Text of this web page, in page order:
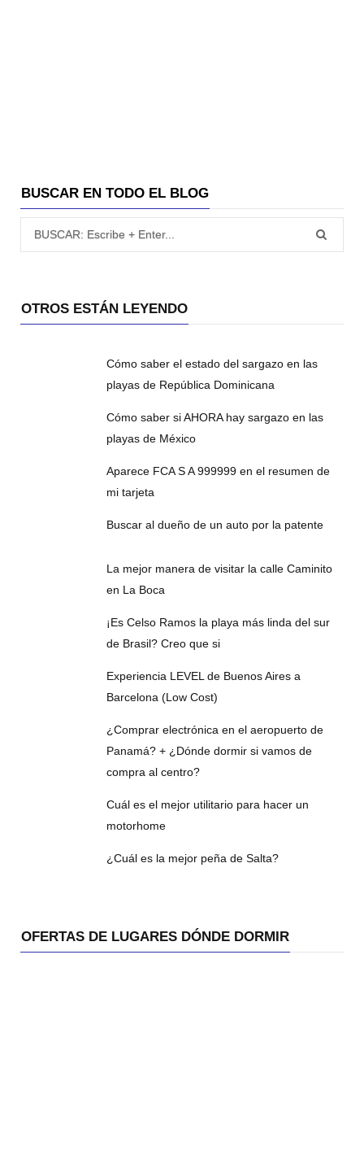
BUSCAR EN TODO EL BLOG
OTROS ESTÁN LEYENDO
Cómo saber el estado del sargazo en las
playas de República Dominicana
Cómo saber si AHORA hay sargazo en las
playas de México
Aparece FCA S A 999999 en el resumen de
mi tarjeta
Buscar al dueño de un auto por la patente
La mejor manera de visitar la calle Caminito
en La Boca
¡Es Celso Ramos la playa más linda del sur
de Brasil? Creo que si
Experiencia LEVEL de Buenos Aires a
Barcelona (Low Cost)
¿Comprar electrónica en el aeropuerto de
Panamá? + ¿Dónde dormir si vamos de
compra al centro?
Cuál es el mejor utilitario para hacer un
motorhome
¿Cuál es la mejor peña de Salta?
OFERTAS DE LUGARES DÓNDE DORMIR